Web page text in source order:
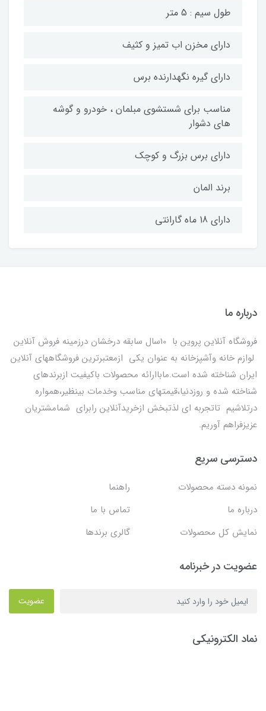
طول سیم : 5 متر
دارای مخزن اب تمیز و کثیف
دارای گیره نگهدارنده برس
مناسب برای شستشوی مبلمان ، خودرو و گوشه
های دشوار
دارای برس بزرگ و کوچک
برند المان
دارای 18 ماه گارانتی
درباره ما
فروشگاه آنلاین پروین با 10سال سابقه درخشان درزمینه فروش آنلاین
لوازم خانه وآشپزخانه به عنوان یکی ازمعتبرترین فروشگاههای آنلاین
ایران شناخته شده است.ماباارائه محصولات باکیفیت ازبرندهای
شناخته شده و روزدنیا،قیمتهای مناسب وخدمات بینظیر،همواره
درتلاشیم تاتجربه ای لذتبخش ازخریدآنلاین رابرای شمامشتریان
عزیزفراهم آوریم.
دسترسی سریع
نمونه دسته محصولات
راهنما
درباره ما
تماس با ما
نمایش کل محصولات
گالری برندها
عضویت در خبرنامه
عضویت
نماد الکترونیکی